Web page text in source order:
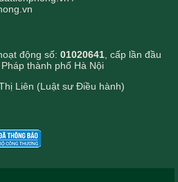
động số: 01020641 , cấp lần đầu
thành phố Hà Nội
Liên (Luật sư Điều hành)